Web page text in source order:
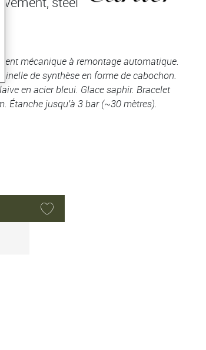
mécanique à remontage automatique.
de synthèse en forme de cabochon.
en acier bleui. Glace saphir. Bracelet
Étanche jusqu'à 3 bar (~30 mètres).